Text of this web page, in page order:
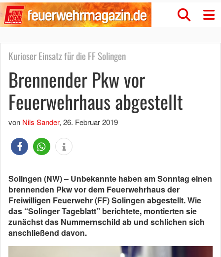
Kurioser Einsatz für die FF Solingen
Brennender Pkw vor
Feuerwehrhaus abgestellt
von Nils Sander, 26. Februar 2019
Solingen (NW) – Unbekannte haben am Sonntag einen
brennenden Pkw vor dem Feuerwehrhaus der
Freiwilligen Feuerwehr (FF) Solingen abgestellt. Wie
das “Solinger Tageblatt” berichtete, montierten sie
zunächst das Nummernschild ab und schlichen sich
anschließend davon.